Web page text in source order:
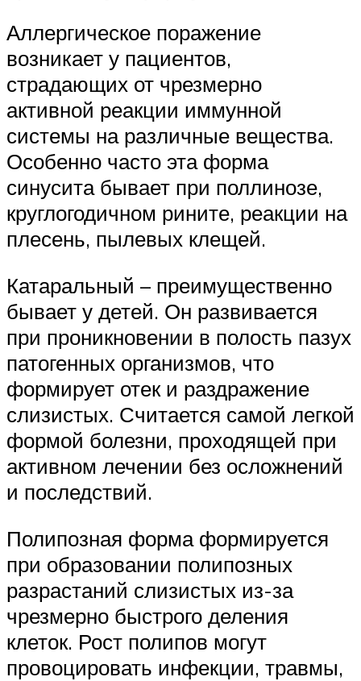
Аллергическое поражение
возникает у пациентов,
страдающих от чрезмерно
активной реакции иммунной
системы на различные вещества.
Особенно часто эта форма
синусита бывает при поллинозе,
круглогодичном рините, реакции на
плесень, пылевых клещей.
Катаральный – преимущественно
бывает у детей. Он развивается
при проникновении в полость пазух
патогенных организмов, что
формирует отек и раздражение
слизистых. Считается самой легкой
формой болезни, проходящей при
активном лечении без осложнений
и последствий.
Полипозная форма формируется
при образовании полипозных
разрастаний слизистых из-за
чрезмерно быстрого деления
клеток. Рост полипов могут
провоцировать инфекции, травмы,